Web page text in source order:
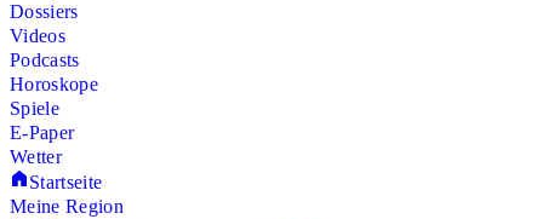
Dossiers
Videos
Podcasts
Horoskope
Spiele
E-Paper
Wetter
Startseite
Meine Region